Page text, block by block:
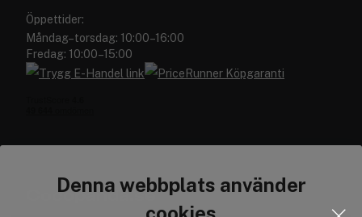
Denna webbplats använder
Öppettider:
Måndag–torsdag: 10:00–16:00
Fredag: 10:00–15:00
Cocopanda.se